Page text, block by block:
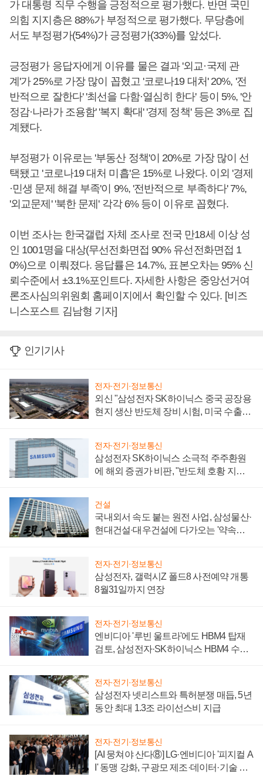
가 대통령 직무 수행을 긍정적으로 평가했다. 반면 국민
의힘 지지층은 88%가 부정적으로 평가했다. 무당층에
서도 부정평가(54%)가 긍정평가(33%)를 앞섰다.
긍정평가 응답자에게 이유를 물은 결과 '외교·국제 관
계'가 25%로 가장 많이 꼽혔고 '코로나19 대처' 20%, '전
반적으로 잘한다' '최선을 다함·열심히 한다' 등이 5%, '안
정감·나라가 조용함' '복지 확대' '경제 정책' 등은 3%로 집
계됐다.
부정평가 이유로는 '부동산 정책'이 20%로 가장 많이 선
택됐고 '코로나19 대처 미흡'은 15%로 나왔다. 이외 '경제
·민생 문제 해결 부족'이 9%, '전반적으로 부족하다' 7%,
'외교문제' '북한 문제' 각각 6% 등이 이유로 꼽혔다.
이번 조사는 한국갤럽 자체 조사로 전국 만18세 이상 성
인 1001명을 대상(무선전화면접 90% 유선전화면접 1
0%)으로 이뤄졌다. 응답률은 14.7%, 표본오차는 95% 신
뢰수준에서 ±3.1%포인트다. 자세한 사항은 중앙선거여
론조사심의위원회 홈페이지에서 확인할 수 있다. [비즈
니스포스트 김남형 기자]
인기기사
전자·전기·정보통신
외신 "삼성전자 SK하이닉스 중국 공장용
현지 생산 반도체 장비 시험, 미국 수출통
전자·전기·정보통신
삼성전자 SK하이닉스 소극적 주주환원
에 해외 증권가 비판, "반도체 호황 지속
건설
국내외서 속도 붙는 원전 사업, 삼성물산·
현대건설·대우건설에 다가오는 '약속의
전자·전기·정보통신
삼성전자, 갤럭시Z 폴드8 사전예약 개통
8월31일까지 연장
전자·전기·정보통신
엔비디아 '루빈 울트라'에도 HBM4 탑재
검토, 삼성전자·SK하이닉스 HBM4 수율
전자·전기·정보통신
삼성전자 넷리스트와 특허분쟁 매듭, 5년
동안 최대 1.3조 라이선스비 지급
전자·전기·정보통신
[AI 뭉쳐야 산다⑧] LG·엔비디아 '피지컬 A
I' 동맹 강화, 구광모 제조·데이터·기술 결